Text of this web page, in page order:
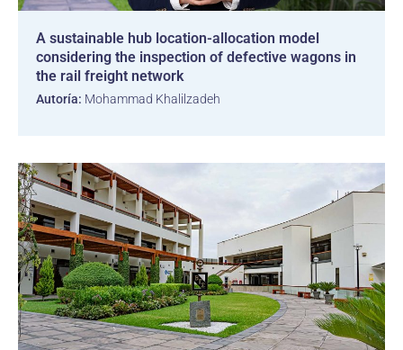
A sustainable hub location-allocation model
considering the inspection of defective wagons in
the rail freight network
Autoría: Mohammad Khalilzadeh